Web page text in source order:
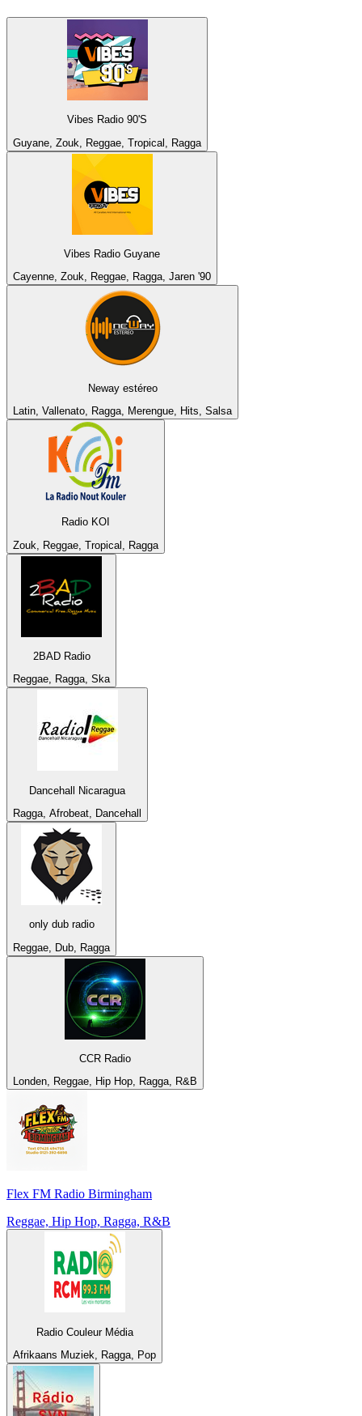
Vibes Radio 90'S
Guyane, Zouk, Reggae, Tropical, Ragga
Vibes Radio Guyane
Cayenne, Zouk, Reggae, Ragga, Jaren '90
Neway estéreo
Latin, Vallenato, Ragga, Merengue, Hits, Salsa
Radio KOI
Zouk, Reggae, Tropical, Ragga
2BAD Radio
Reggae, Ragga, Ska
Dancehall Nicaragua
Ragga, Afrobeat, Dancehall
only dub radio
Reggae, Dub, Ragga
CCR Radio
Londen, Reggae, Hip Hop, Ragga, R&B
Flex FM Radio Birmingham
Reggae, Hip Hop, Ragga, R&B
Radio Couleur Média
Afrikaans Muziek, Ragga, Pop